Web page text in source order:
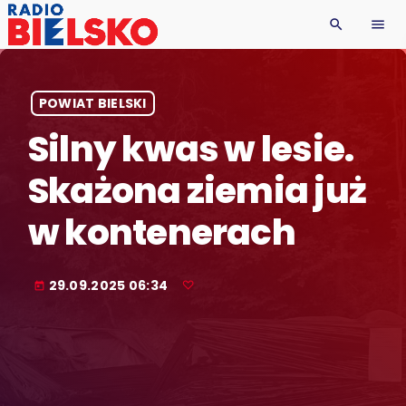
search menu
POWIAT BIELSKI
Silny kwas w lesie.
Skażona ziemia już
w kontenerach
today 29.09.2025 06:34